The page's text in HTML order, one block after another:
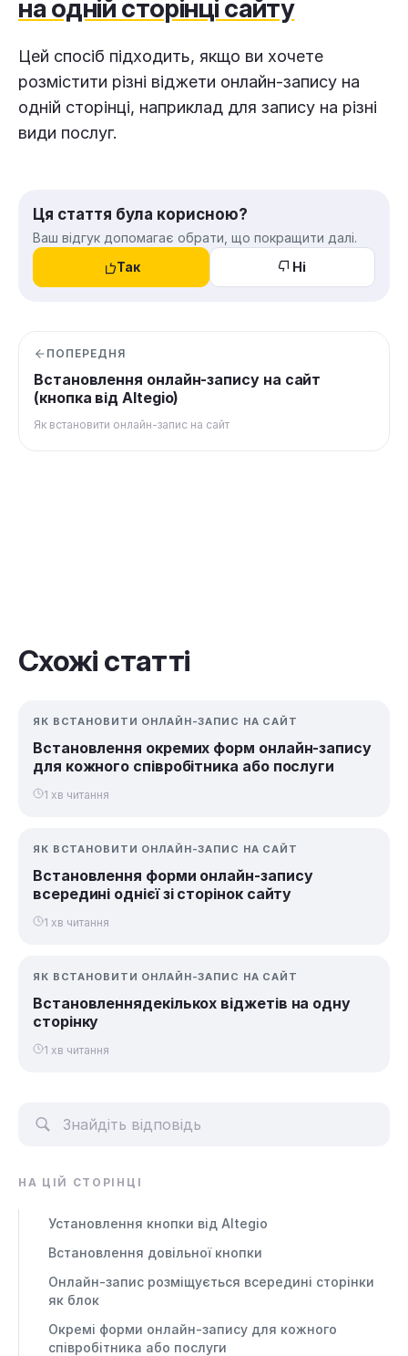
на одній сторінці сайту
Цей спосіб підходить, якщо ви хочете
розмістити різні віджети онлайн-запису на
одній сторінці, наприклад для запису на різні
види послуг.
Ця стаття була корисною?
Ваш відгук допомагає обрати, що покращити далі.
Так
Ні
ПОПЕРЕДНЯ
Встановлення онлайн-запису на сайт
(кнопка від Altegio)
Як встановити онлайн-запис на сайт
Схожі статті
ЯК ВСТАНОВИТИ ОНЛАЙН-ЗАПИС НА САЙТ
Встановлення окремих форм онлайн-запису
для кожного співробітника або послуги
1 хв читання
ЯК ВСТАНОВИТИ ОНЛАЙН-ЗАПИС НА САЙТ
Встановлення форми онлайн-запису
всередині однієї зі сторінок сайту
1 хв читання
ЯК ВСТАНОВИТИ ОНЛАЙН-ЗАПИС НА САЙТ
Встановленнядекількох віджетів на одну
сторінку
1 хв читання
НА ЦІЙ СТОРІНЦІ
Установлення кнопки від Altegio
Встановлення довільної кнопки
Онлайн-запис розміщується всередині сторінки
як блок
Окремі форми онлайн-запису для кожного
співробітника або послуги